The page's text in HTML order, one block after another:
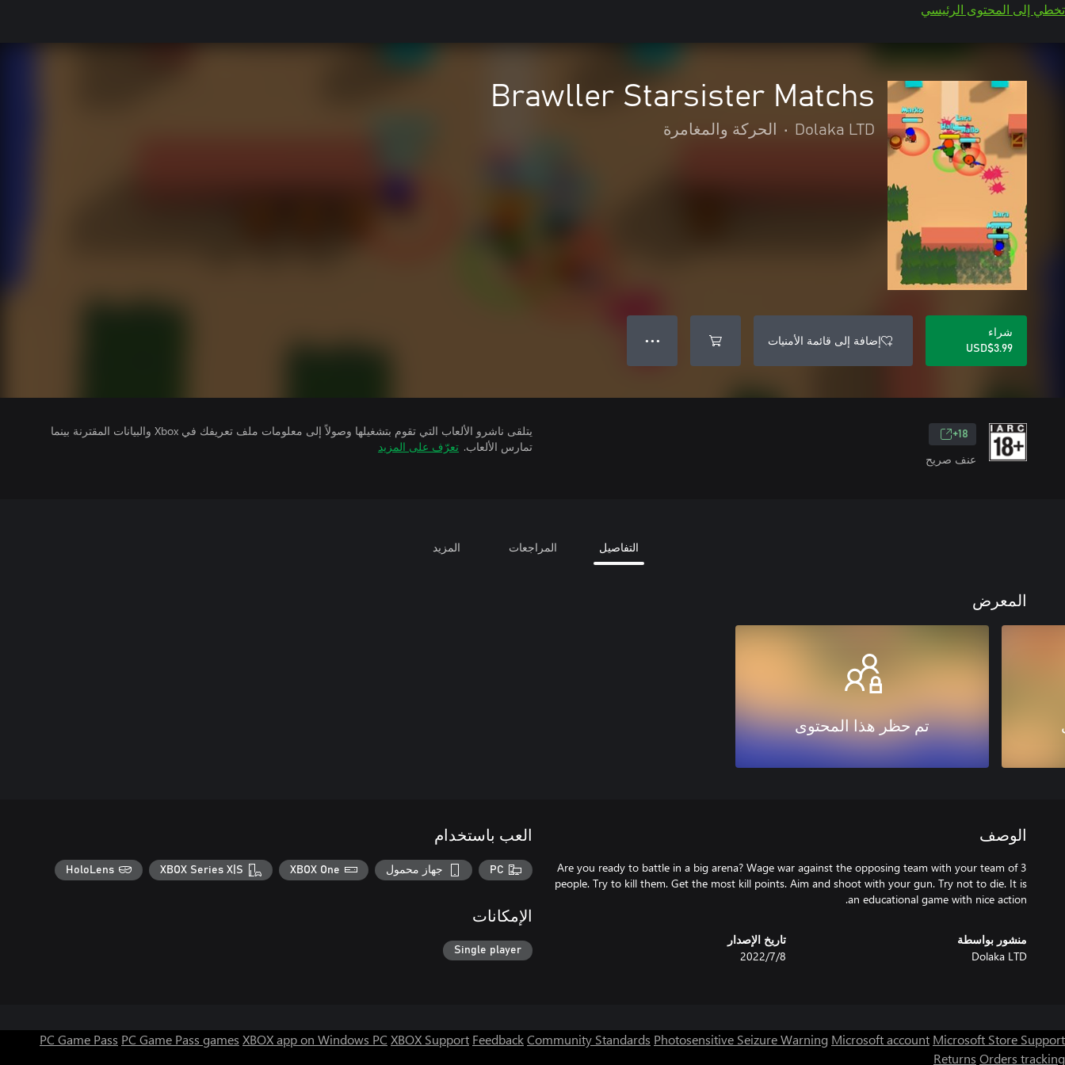
تخطي إلى المحتوى الرئيسي
Brawller Starsister Matchs
Dolaka LTD
• الحركة والمغامرة
شراء
USD$3.99
إضافة إلى قائمة الأمنيات ● ● ●
18+
عنف صريح
يتلقى ناشرو الألعاب التي تقوم بتشغيلها وصولاً إلى معلومات ملف تعريفك في Xbox والبيانات المقترنة بينما
تمارس الألعاب. تعرّف على المزيد
التفاصيل المراجعات المزيد
المعرض
تم حظر هذا المحتوى
الوصف
Are you ready to battle in a big arena? Wage war against the opposing team with your team of 3
people. Try to kill them. Get the most kill points. Aim and shoot with your gun. Try not to die. It is
an educational game with nice action.
منشور بواسطة
Dolaka LTD
تاريخ الإصدار
8‏/7‏/2022
العب باستخدام
PC جهاز محمول XBOX One
XBOX Series X|S
HoloLens
الإمكانات
Single player
PC Game Pass PC Game Pass games XBOX app on Windows PC XBOX Support FeedbackCommunity Standards Photosensitive Seizure Warning Microsoft account Microsoft Store Support
Returns Orders tracking